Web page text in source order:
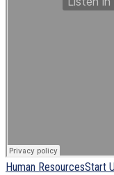
Human ResourcesStart